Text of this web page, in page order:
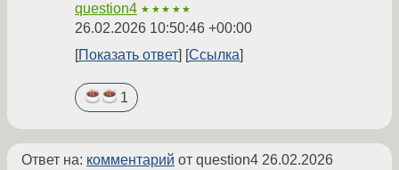
question4 ★★★★★
26.02.2026 10:50:46 +00:00
Показать ответ
Ссылка
1
Ответ на: комментарий от question4 26.02.2026